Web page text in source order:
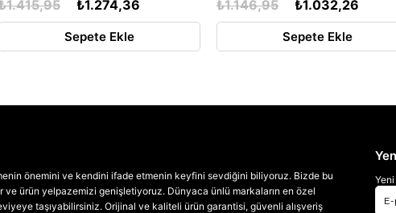
₺1.274,36
Sepete Ekle
₺1.032,26
₺1.146,95
Sepete Ekle
önemini ve kendini ifade etmenin keyfini sevdiğini biliyoruz. Bizde bu
ürün yelpazemizi genişletiyoruz. Dünyaca ünlü markaların en özel
taşıyabilirsiniz. Orijinal ve kaliteli ürün garantisi, güvenli alışveriş